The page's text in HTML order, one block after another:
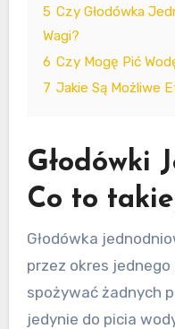
5 Czy Głodówka
Wagi?
6 Czy Mogę Pić
7 Jakie Są Możliwe
Głodówki
Co to
Głodówka
przez okres
spożywać żadnych
jedynie do picia